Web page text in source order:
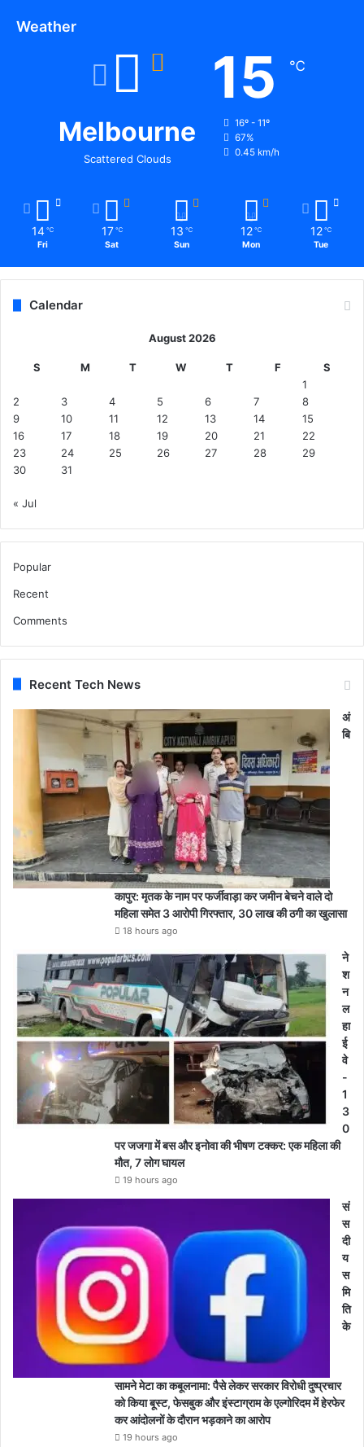
Weather
Melbourne
Scattered Clouds
15 ℃
16º - 11º
67%
0.45 km/h
14 ℃
Fri
17 ℃
Sat
13 ℃
Sun
12 ℃
Mon
12 ℃
Tue
Calendar
August 2026
S M T W T F
S
1
2
3 4 5 6 7
8
9
10 11 12 13 14
15
16
17 18 19 20 21
22
23
24 25 26 27 28
29
30
31
« Jul
Popular
Recent
Comments
Recent Tech News
अं
बि
कापुर: मृतक के नाम पर फर्जीवाड़ा कर जमीन बेचने वाले दो
महिला समेत 3 आरोपी गिरफ्तार, 30 लाख की ठगी का खुलासा
18 hours ago
ने
श
न
ल
हा
ई
वे
-
1
3
0
पर जजगा में बस और इनोवा की भीषण टक्कर: एक महिला की
मौत, 7 लोग घायल
19 hours ago
सं
स
दी
य
स
मि
ति
के
सामने मेटा का कबूलनामा: पैसे लेकर सरकार विरोधी दुष्प्रचार
को किया बूस्ट, फेसबुक और इंस्टाग्राम के एल्गोरिदम में हेरफेर
कर आंदोलनों के दौरान भड़काने का आरोप
19 hours ago